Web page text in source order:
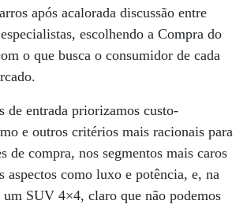
após acalorada discussão entre
escolhendo a Compra do
o que busca o consumidor de cada
de entrada priorizamos custo-
e outros critérios mais racionais para
de compra, nos segmentos mais caros
aspectos como luxo e potência, e, na
um SUV 4×4, claro que não podemos